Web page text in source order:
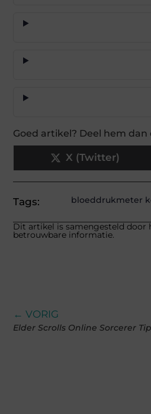
Goed artikel? Deel hem dan
X (Twitter)
Tags: bloeddrukmeter
Dit artikel is samengesteld door
betrouwbare informatie.
← VORIG
Elder Scrolls Online Sorcerer